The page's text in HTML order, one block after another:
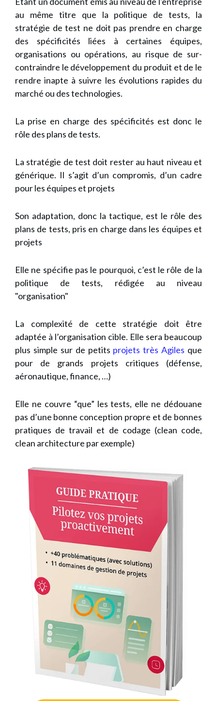
au même titre que la politique de tests, la
stratégie de test ne doit pas prendre en charge
des spécificités liées à certaines équipes,
organisations ou opérations, au risque de sur-
contraindre le développement du produit et de le
rendre inapte à suivre les évolutions rapides du
marché ou des technologies.
La prise en charge des spécificités est donc le
rôle des plans de tests.
La stratégie de test doit rester au haut niveau et
générique. Il s’agit d’un compromis, d’un cadre
pour les équipes et projets
Son adaptation, donc la tactique, est le rôle des
plans de tests, pris en charge dans les équipes et
projets
Elle ne spécifie pas le pourquoi, c’est le rôle de la
politique de tests, rédigée au niveau
"organisation"
La complexité de cette stratégie doit être
adaptée à l’organisation cible. Elle sera beaucoup
plus simple sur de petits projets très Agiles que
pour de grands projets critiques (défense,
aéronautique, finance, …)
Elle ne couvre “que” les tests, elle ne dédouane
pas d’une bonne conception propre et de bonnes
pratiques de travail et de codage (clean code,
clean architecture par exemple)